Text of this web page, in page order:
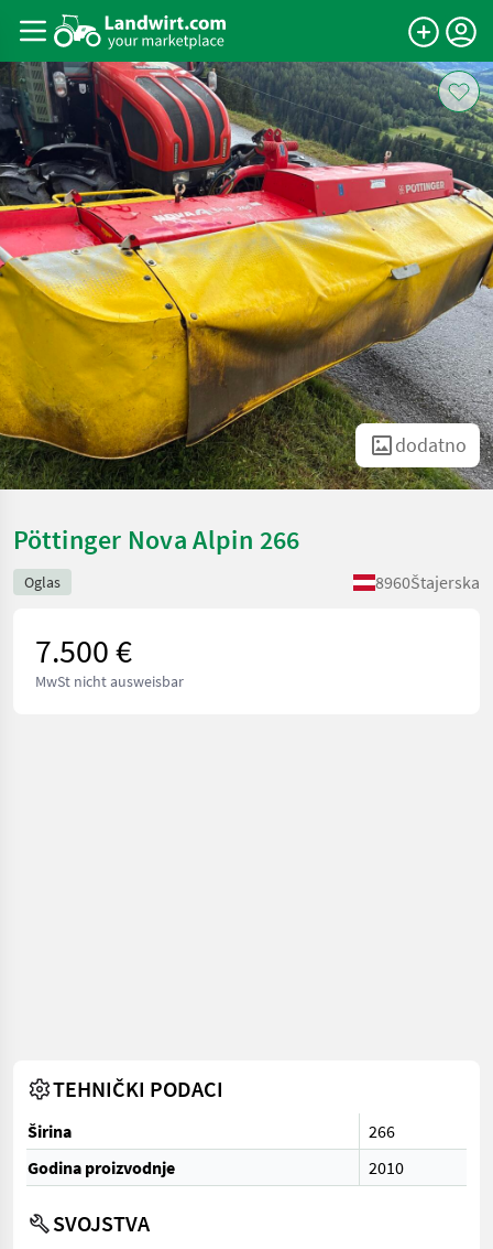
dodatno
Pöttinger Nova Alpin 266
Oglas 8960Štajerska
7.500 €
MwSt nicht ausweisbar
TEHNIČKI PODACI
Širina
266
Godina proizvodnje
2010
SVOJSTVA